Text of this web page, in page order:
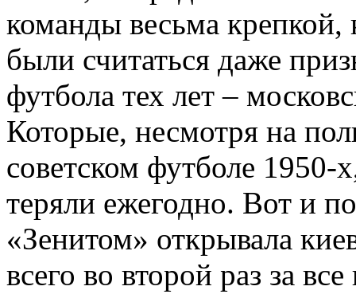
команды весьма
были считаться даже
футбола тех лет –
Которые, несмотря на
советском футболе 1950-
теряли ежегодно. Вот и
«Зенитом» открывала
всего во второй раз за